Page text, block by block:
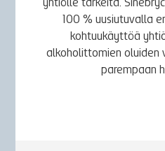
yhtiölle tärkeitä.
100 % uusiutuvalla
kohtuukäyttöä
alkoholittomien oluiden
parempaan